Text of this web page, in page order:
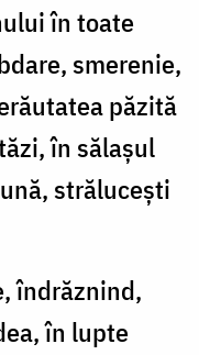
în toate
smerenie,
păzită
în sălașul
strălucești
îndrăznind,
în lupte